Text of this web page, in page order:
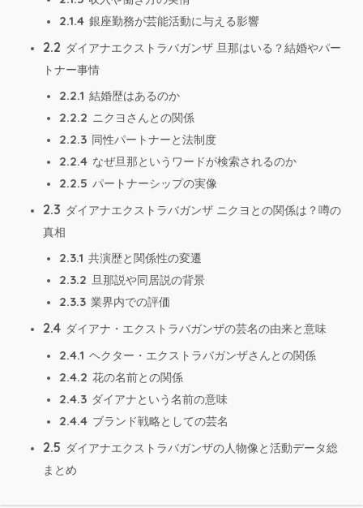
2.1.4 銀座勤務が芸能活動に与える影響
2.2 ダイアナエクストラバガンザ 旦那はいる？結婚やパー
トナー事情
2.2.1 結婚歴はあるのか
2.2.2 ニクヨさんとの関係
2.2.3 同性パートナーと法制度
2.2.4 なぜ旦那というワードが検索されるのか
2.2.5 パートナーシップの実像
2.3 ダイアナエクストラバガンザ ニクヨとの関係は？噂の
真相
2.3.1 共演歴と関係性の変遷
2.3.2 旦那説や同居説の背景
2.3.3 業界内での評価
2.4 ダイアナ・エクストラバガンザの芸名の由来と意味
2.4.1 ヘクター・エクストラバガンザさんとの関係
2.4.2 花の名前との関係
2.4.3 ダイアナという名前の意味
2.4.4 ブランド戦略としての芸名
2.5 ダイアナエクストラバガンザの人物像と活動データ総
まとめ